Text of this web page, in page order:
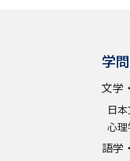
学
文学
日
心
語学